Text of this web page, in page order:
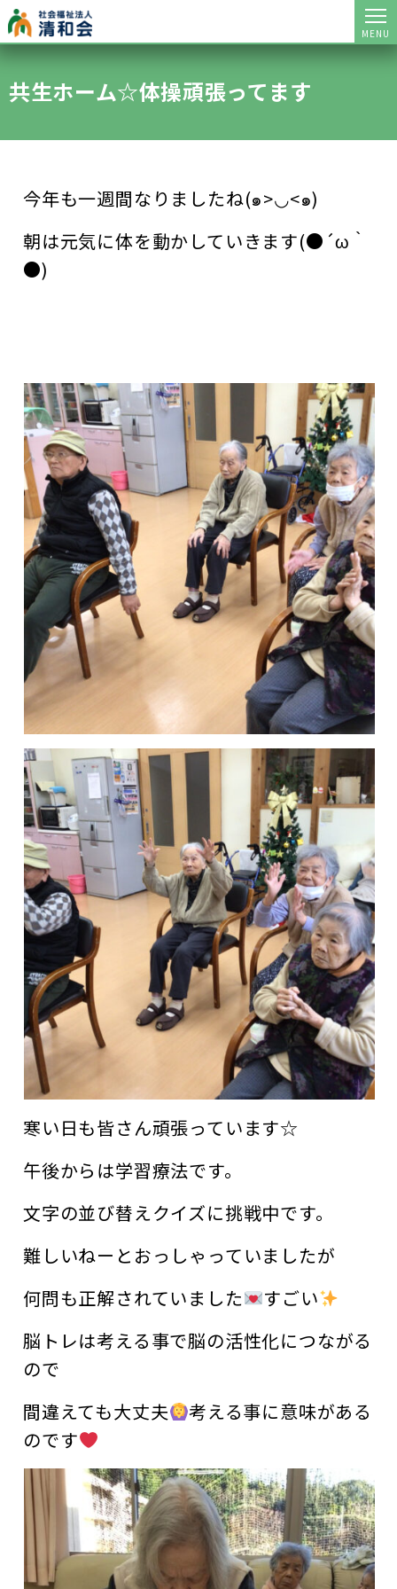
MENU
共生ホーム☆体操頑張ってます
今年も一週間なりましたね(๑>◡<๑)
朝は元気に体を動かしていきます(●´ω｀
●)
寒い日も皆さん頑張っています☆
午後からは学習療法です。
文字の並び替えクイズに挑戦中です。
難しいねーとおっしゃっていましたが
何問も正解されていました
すごい
脳トレは考える事で脳の活性化につながる
ので
間違えても大丈夫
考える事に意味がある
のです